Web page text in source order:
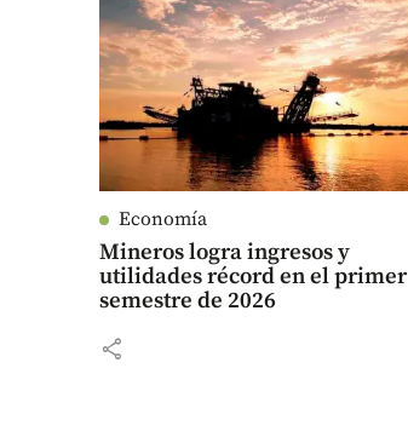
Economía
Mineros logra ingresos y
utilidades récord en el primer
semestre de 2026
share